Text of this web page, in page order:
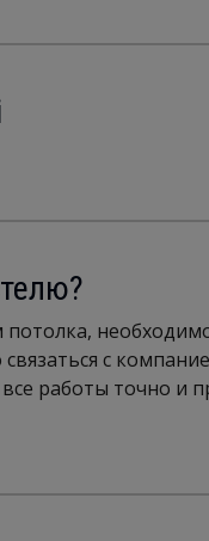
потолка,
с
работы точно и